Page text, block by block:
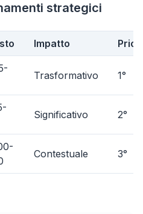
strategici
Impatto
Trasformativo 1°
Significativo 2°
Contestuale 3°